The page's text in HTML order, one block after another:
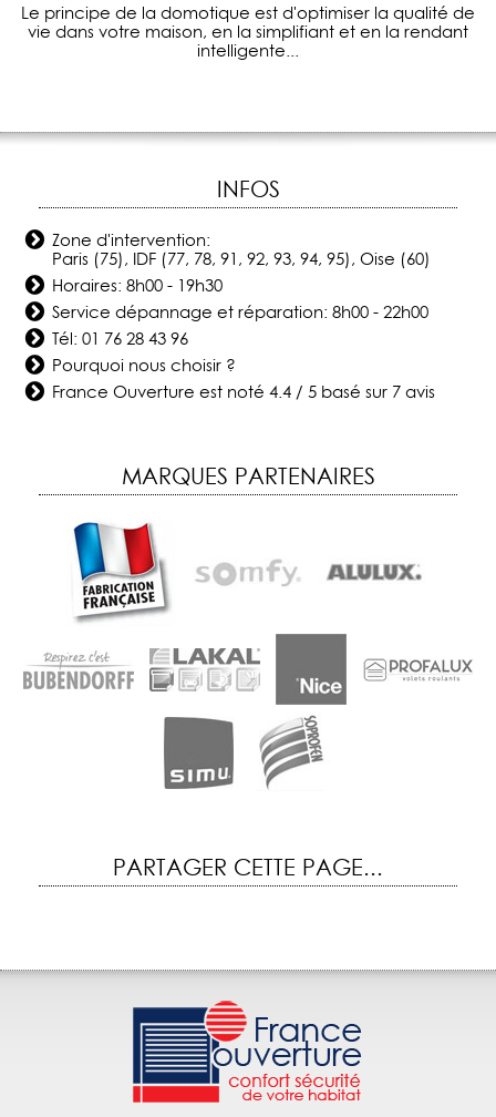
Le principe de la domotique est d'optimiser la qualité de
vie dans votre maison, en la simplifiant et en la rendant
intelligente...
INFOS
Zone d'intervention:
Paris (75), IDF (77, 78, 91, 92, 93, 94, 95), Oise (60)
Horaires: 8h00 - 19h30
Service dépannage et réparation: 8h00 - 22h00
Tél:01 76 28 43 96
Pourquoi nous choisir ?
France Ouverture est noté4.4 /5 basé sur 7avis
MARQUES PARTENAIRES
PARTAGER CETTE PAGE...